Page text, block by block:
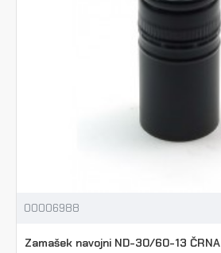
00006988
Zamašek navojni ND-30/60-13 ČRNA